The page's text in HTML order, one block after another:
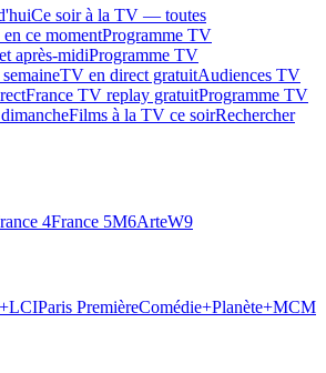
Ce soir à la TV — toutes
ce momentProgramme TV
après-midiProgramme TV
TV en direct gratuitAudiences TV
France TV replay gratuitProgramme TV
Films à la TV ce soirRechercher
4France 5M6ArteW9
LCIParis PremièreComédie+Planète+MCM